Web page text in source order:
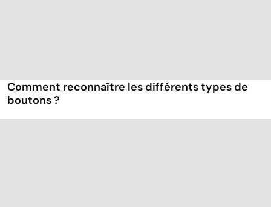
Comment reconnaître les différents types de
boutons ?